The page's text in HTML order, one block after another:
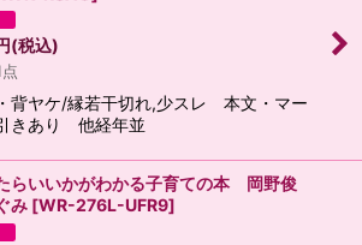
(税込)
背ヤケ/縁若干切れ,少スレ 本文・マー
きあり 他経年並
らいいかがわかる子育ての本 岡野俊
み [WR-276L-UFR9]